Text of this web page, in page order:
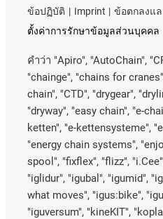
ข้อปฏิบัติ
Imprint
ข้อตกลงแล
ตั้งค่าการรักษาข้อมูลส่วนบุคคล
คําว่า "Apiro", "AutoChain",
"chainge", "chains for
chain", "CTD", "drygear",
"dryway", "easy chain", "e-
ketten", "e-kettensysteme",
"energy chain systems",
spool", "fixflex", "flizz",
"iglidur", "igubal", "igumid",
what moves", "igus:bike",
"iguversum", "kineKIT",